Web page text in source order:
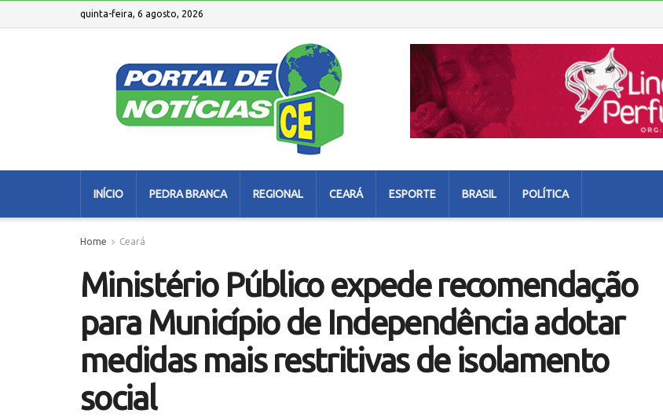
quinta-feira, 6 agosto, 2026
INÍCIO PEDRA BRANCA REGIONAL CEARÁ ESPORTE BRASIL POLÍTICA
Home Ceará
Ministério Público expede recomendação
para Município de Independência adotar
medidas mais restritivas de isolamento
social